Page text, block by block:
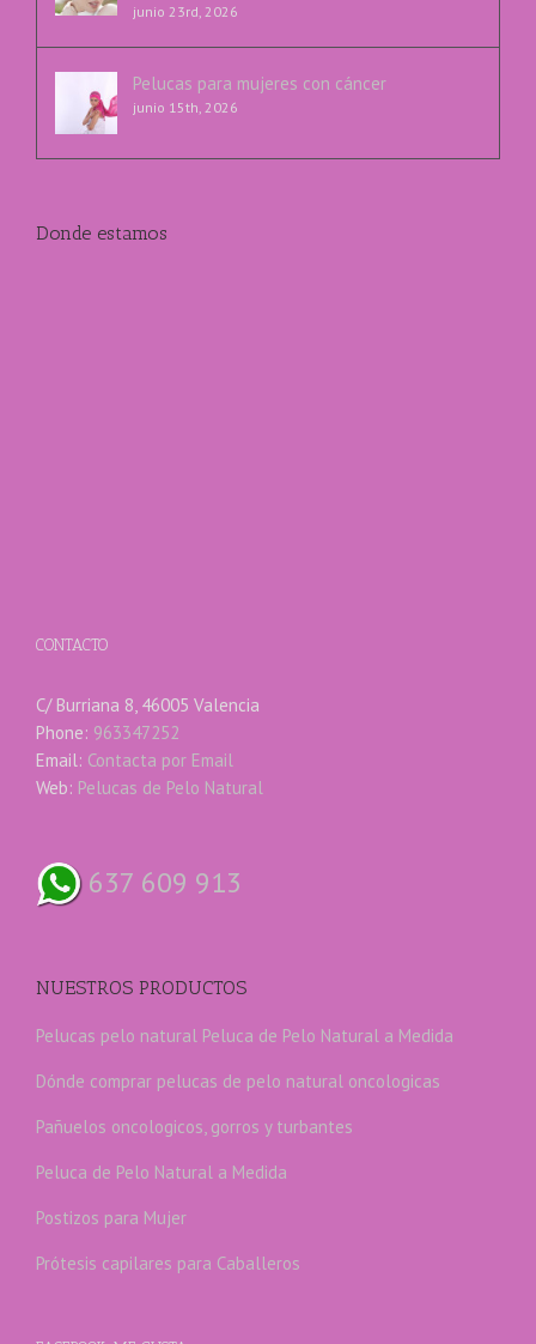
junio 23rd, 2026
Pelucas para mujeres con cáncer
junio 15th, 2026
Donde estamos
CONTACTO
C/ Burriana 8, 46005 Valencia
Phone: 963347252
Email: Contacta por Email
Web: Pelucas de Pelo Natural
637 609 913
NUESTROS PRODUCTOS
Pelucas pelo natural Peluca de Pelo Natural a Medida
Dónde comprar pelucas de pelo natural oncologicas
Pañuelos oncologicos, gorros y turbantes
Peluca de Pelo Natural a Medida
Postizos para Mujer
Prótesis capilares para Caballeros